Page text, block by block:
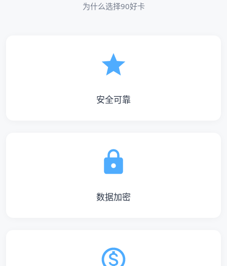
为什么选择90好卡
安全可靠
数据加密